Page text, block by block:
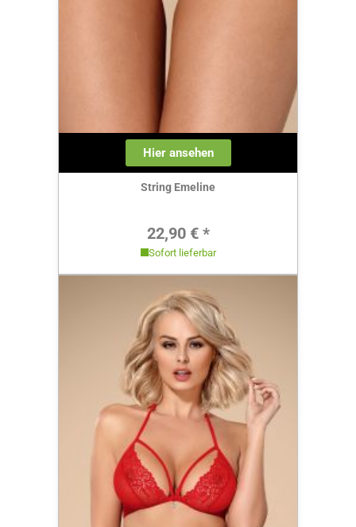
Hier ansehen
String Emeline
Regulärer Preis:
22,90 € *
Sofort lieferbar